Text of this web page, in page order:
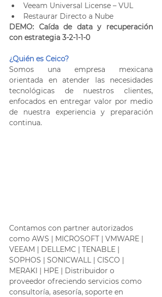
Veeam Universal License – VUL
Restaurar Directo a Nube
DEMO: Caída de data y recuperación
con estrategia 3-2-1-1-0
¿Quién es Ceico?
Somos una empresa mexicana
orientada en atender las necesidades
tecnológicas de nuestros clientes,
enfocados en entregar valor por medio
de nuestra experiencia y preparación
continua.
Contamos con partner autorizados
como AWS | MICROSOFT | VMWARE |
VEEAM | DELLEMC | TENABLE |
SOPHOS | SONICWALL | CISCO |
MERAKI | HPE | Distribuidor o
proveedor ofreciendo servicios como
consultoría, asesoría, soporte en